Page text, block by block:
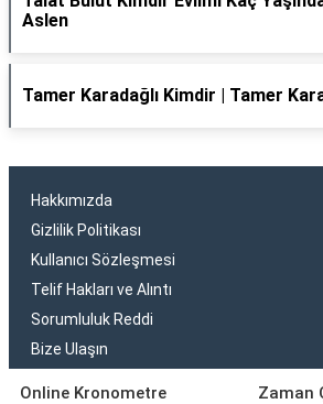
Aslen
Tamer Karadağlı Kimdir | Tamer
Hakkımızda
Gizlilik Politikası
Kullanıcı Sözleşmesi
Telif Hakları ve Alıntı
Sorumluluk Reddi
Bize Ulaşın
Online Kronometre
Zaman